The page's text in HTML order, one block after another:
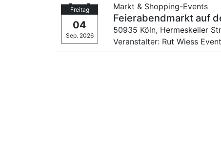
Freitag
04
Sep. 2026
Markt & Shopping-Events
Feierabendmarkt auf
50935 Köln, Hermeskeiler
Veranstalter: Rut Wiess